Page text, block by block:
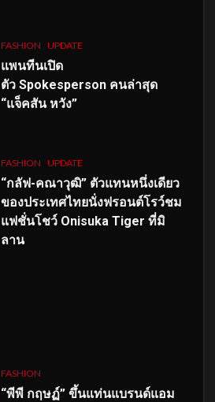
FASHION UPDATE
แพนทีนเปิด
ตัว Spokesperson คนล่าสุด
“แจ็คสัน หวัง”
FASHION UPDATE
“กลัฟ-คณาวุฒิ” ตัวแทนหนึ่งเดียว
ของประเทศไทยนั่งฟรอนต์โรว์ชม
แฟชั่นโชว์ Onisuka Tiger ที่มิ
ลาน
FASHION
“พีพี กฤษฏ์” ขึ้นแท่นแบรนด์แอม